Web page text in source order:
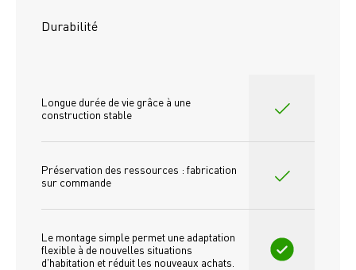
Durabilité
Longue durée de vie grâce à une
construction stable
Préservation des ressources : fabrication
sur commande
Le montage simple permet une adaptation
flexible à de nouvelles situations
d'habitation et réduit les nouveaux achats.